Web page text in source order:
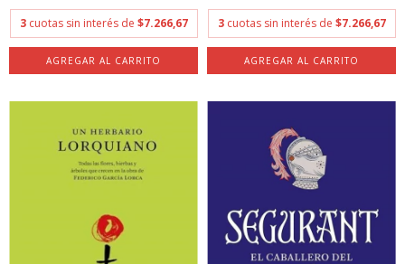
3 cuotas sin interés de $7.266,67 3 cuotas sin interés de $7.266,67